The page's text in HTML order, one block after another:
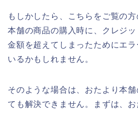
もしかしたら、こちらをご覧の
本舗の商品の購入時に、クレジ
金額を超えてしまったためにエ
いるかもしれません。
そのような場合は、おたより本
ても解決できません。まずは、